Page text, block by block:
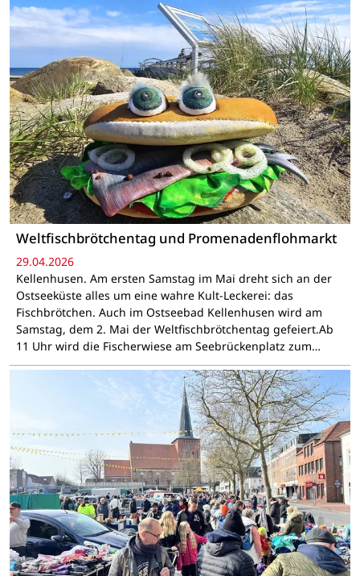
Weltfischbrötchentag und Promenadenflohmarkt
29.04.2026
Kellenhusen. Am ersten Samstag im Mai dreht sich an der
Ostseeküste alles um eine wahre Kult-Leckerei: das
Fischbrötchen. Auch im Ostseebad Kellenhusen wird am
Samstag, dem 2. Mai der Weltfischbrötchentag gefeiert.Ab
11 Uhr wird die Fischerwiese am Seebrückenplatz zum…